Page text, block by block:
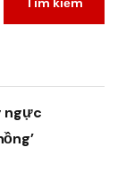
ngực